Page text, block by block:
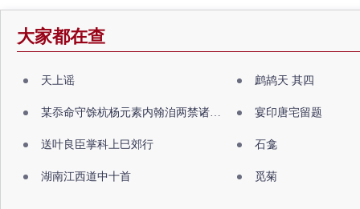
大家都在查
天上谣 鹧鸪天 其四
某忝命守馀杭杨元素内翰洎两禁诸公出祖佛寺 宴印唐宅留题
送叶良臣掌科上巳郊行 石龛
湖南江西道中十首 觅菊